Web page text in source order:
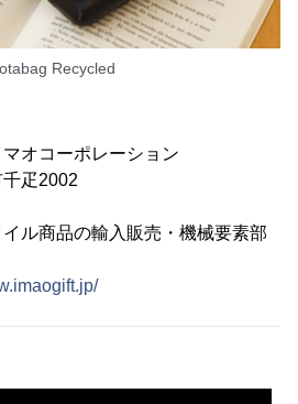
Recycled
コーポレーション
疋2002
ル商品の輸入販売・機械要素部